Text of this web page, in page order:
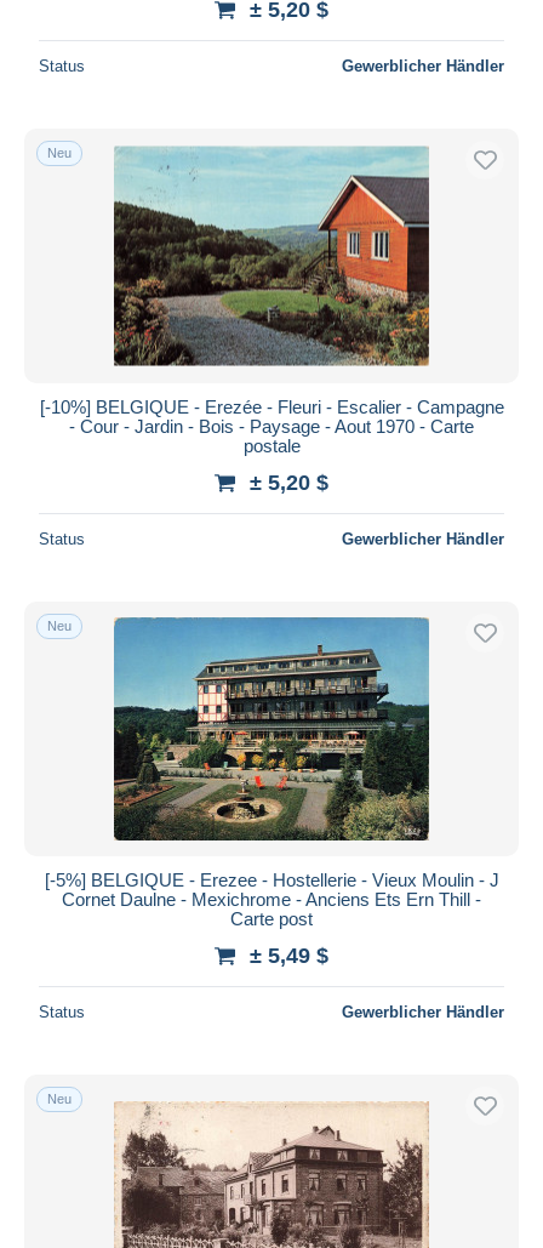
± 5,20 $
Status Gewerblicher Händler
Neu
[-10%] BELGIQUE - Erezée - Fleuri - Escalier - Campagne
- Cour - Jardin - Bois - Paysage - Aout 1970 - Carte
postale
± 5,20 $
Status Gewerblicher Händler
Neu
[-5%] BELGIQUE - Erezee - Hostellerie - Vieux Moulin - J
Cornet Daulne - Mexichrome - Anciens Ets Ern Thill -
Carte post
± 5,49 $
Status Gewerblicher Händler
Neu